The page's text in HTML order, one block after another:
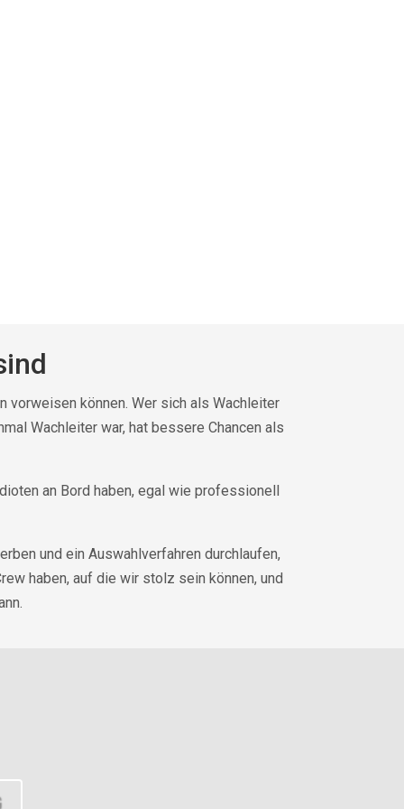
vorweisen können. Wer sich als Wachleiter
Wachleiter war, hat bessere Chancen als
an Bord haben, egal wie professionell
und ein Auswahlverfahren durchlaufen,
haben, auf die wir stolz sein können, und